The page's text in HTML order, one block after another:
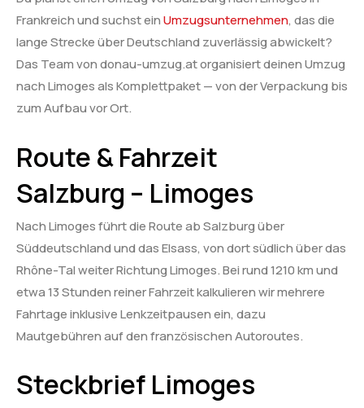
Frankreich und suchst einUmzugsunternehmen, das die
lange Strecke über Deutschland zuverlässig abwickelt?
Das Team von donau-umzug.at organisiert deinen Umzug
nach Limoges als Komplettpaket — von der Verpackung bis
zum Aufbau vor Ort.
Route & Fahrzeit
Salzburg – Limoges
Nach Limoges führt die Route ab Salzburg über
Süddeutschland und das Elsass, von dort südlich über das
Rhône-Tal weiter Richtung Limoges. Bei rund 1210 km und
etwa 13 Stunden reiner Fahrzeit kalkulieren wir mehrere
Fahrtage inklusive Lenkzeitpausen ein, dazu
Mautgebühren auf den französischen Autoroutes.
Steckbrief Limoges